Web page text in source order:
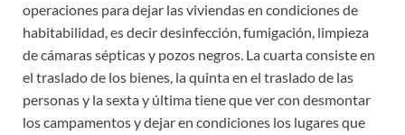
operaciones para dejar las viviendas en condiciones de
habitabilidad, es decir desinfección, fumigación, limpieza
de cámaras sépticas y pozos negros. La cuarta consiste en
el traslado de los bienes, la quinta en el traslado de las
personas y la sexta y última tiene que ver con desmontar
los campamentos y dejar en condiciones los lugares que